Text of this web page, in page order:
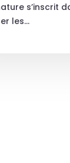
s’inscrit
les...